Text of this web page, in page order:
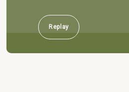
Replay